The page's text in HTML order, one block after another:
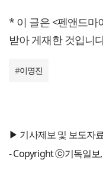
* 이 글은 <펜앤드마
받아 게재한 것입니
#이명진
▶ 기사제보 및 보도자
- Copyright ⓒ기독일보